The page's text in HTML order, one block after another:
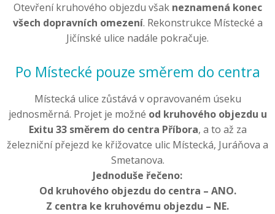
Otevření kruhového objezdu však neznamená konec
všech dopravních omezení. Rekonstrukce Místecké a
Jičínské ulice nadále pokračuje.
Po Místecké pouze směrem do centra
Místecká ulice zůstává v opravovaném úseku
jednosměrná. Projet je možné od kruhového objezdu u
Exitu 33 směrem do centra Příbora, a to až za
železniční přejezd ke křižovatce ulic Místecká, Juráňova a
Smetanova.
Jednoduše řečeno:
Od kruhového objezdu do centra – ANO.
Z centra ke kruhovému objezdu – NE.